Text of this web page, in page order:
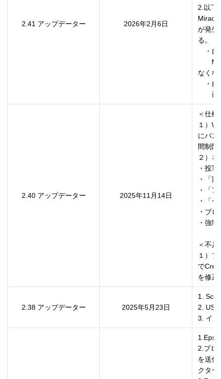
2.41 アップデーター 2026年2月6日
2.以下
が発生
る。
・自
なくな
・自
2.40 アップデーター 2025年11月14日
＜仕様
１）
にパス
間制限
２）
・投
・「
・「
・「
・ブ
・強
＜不
１）
で
を修正
2.38 アップデーター 2025年5月23日
1.
2.
3. イ
2.プロ
を送信
クター